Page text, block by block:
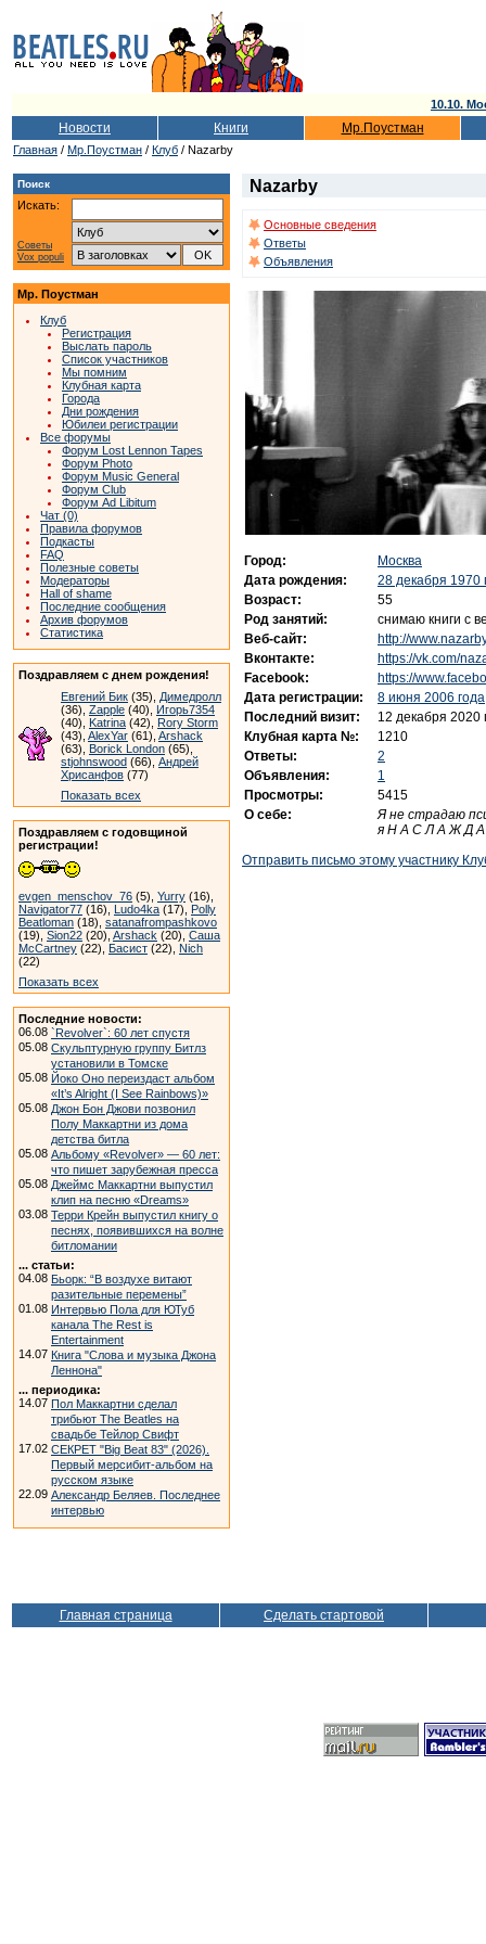
10.10.
Новости Книги Мр.Поустман
Главная / Мр.Поустман / Клуб / Nazarby
Поиск
Искать:
Советы
Vox populi
Мр. Поустман
Клуб
Регистрация
Выслать пароль
Список участников
Мы помним
Клубная карта
Города
Дни рождения
Юбилеи регистрации
Все форумы
Форум Lost Lennon Tapes
Форум Photo
Форум Music General
Форум Club
Форум Ad Libitum
Чат (0)
Правила форумов
Подкасты
FAQ
Полезные советы
Модераторы
Hall of shame
Последние сообщения
Архив форумов
Статистика
Поздравляем с днем рождения!
Евгений Бик (35), Димедролл
(36), Zapple (40), Игорь7354
(40), Katrina (42), Rory Storm
(43), AlexYar (61), Arshack
(63), Borick London (65),
stjohnswood (66), Андрей
Хрисанфов (77)
Показать всех
Поздравляем с годовщиной
регистрации!
evgen_menschov_76 (5), Yurry (16),
Navigator77 (16), Ludo4ka (17), Polly
Beatloman (18), satanafrompashkovo
(19), Sion22 (20), Arshack (20), Саша
McCartney (22), Басист (22), Nich
(22)
Показать всех
Последние новости:
06.08 `Revolver`: 60 лет спустя
05.08 Скульптурную группу Битлз
установили в Томске
05.08 Йоко Оно переиздаст альбом
«It’s Alright (I See Rainbows)»
05.08 Джон Бон Джови позвонил
Полу Маккартни из дома
детства битла
05.08 Альбому «Revolver» — 60 лет:
что пишет зарубежная пресса
05.08 Джеймс Маккартни выпустил
клип на песню «Dreams»
03.08 Терри Крейн выпустил книгу о
песнях, появившихся на волне
битломании
... статьи:
04.08 Бьорк: “В воздухе витают
разительные перемены”
01.08 Интервью Пола для ЮТуб
канала The Rest is
Entertainment
14.07 Книга "Слова и музыка Джона
Леннона"
... периодика:
14.07 Пол Маккартни сделал
трибьют The Beatles на
свадьбе Тейлор Свифт
17.02 СЕКРЕТ "Big Beat 83" (2026).
Первый мерсибит-альбом на
русском языке
22.09 Александр Беляев. Последнее
интервью
Nazarby
Основные сведения
Ответы
Объявления
Город:
Москва
Дата рождения:
28 декабря 1970
Возраст:
55
Род занятий:
снимаю книги с
Веб-сайт:
http://
Вконтакте:
https://vk.com/
Facebook:
https://
Дата регистрации:
8 июня 2006 года
Последний визит:
12 декабря 2020
Клубная карта №:
1210
Ответы:
2
Объявления:
1
Просмотры:
5415
О себе:
Я не страдаю
я Н А С Л А Ж Д
Отправить письмо этому участнику
Главная страница Сделать стартовой